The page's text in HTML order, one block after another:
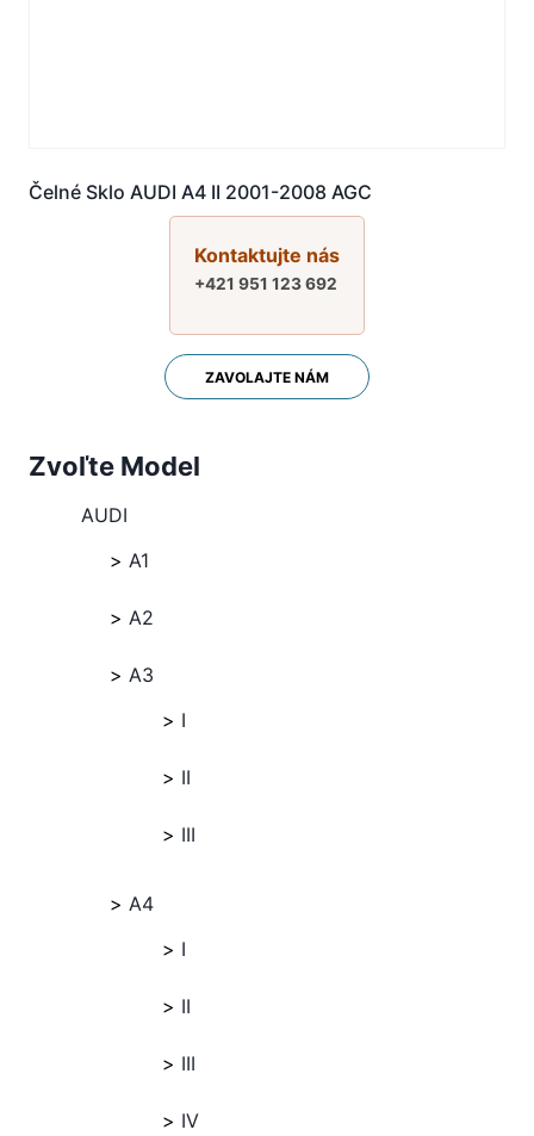
Čelné Sklo AUDI A4 II 2001-2008 AGC
Kontaktujte nás
+421 951 123 692
ZAVOLAJTE NÁM
Zvoľte Model
AUDI
A1
A2
A3
I
II
III
A4
I
II
III
IV